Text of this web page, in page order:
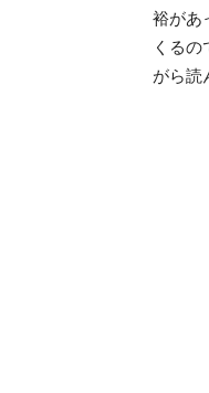
裕があ
くる
がら読